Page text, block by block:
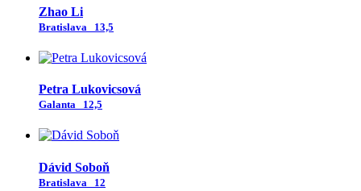
Zhao Li
Bratislava 13,5
Petra Lukovicsová
Galanta 12,5
Dávid Soboň
Bratislava 12